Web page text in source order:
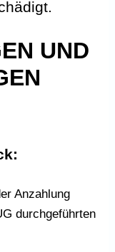
UND
Anzahlung
durchgeführten